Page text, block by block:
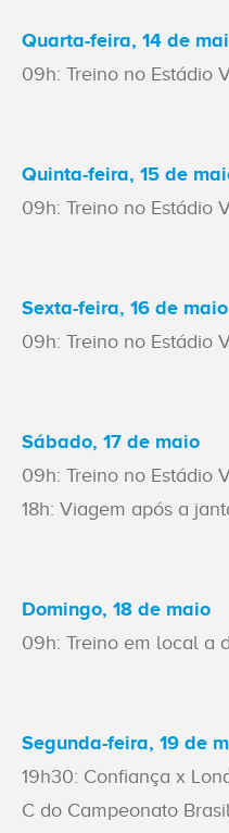
Quarta-feira, 14 de
09h: Treino no Estádio
Quinta-feira, 15 de
09h: Treino no Estádio
Sexta-feira, 16 de maio
09h: Treino no Estádio
Sábado, 17 de maio
09h: Treino no Estádio
18h: Viagem após a
Domingo, 18 de maio
09h: Treino em local a
Segunda-feira, 19 de
19h30: Confiança x
C do Campeonato